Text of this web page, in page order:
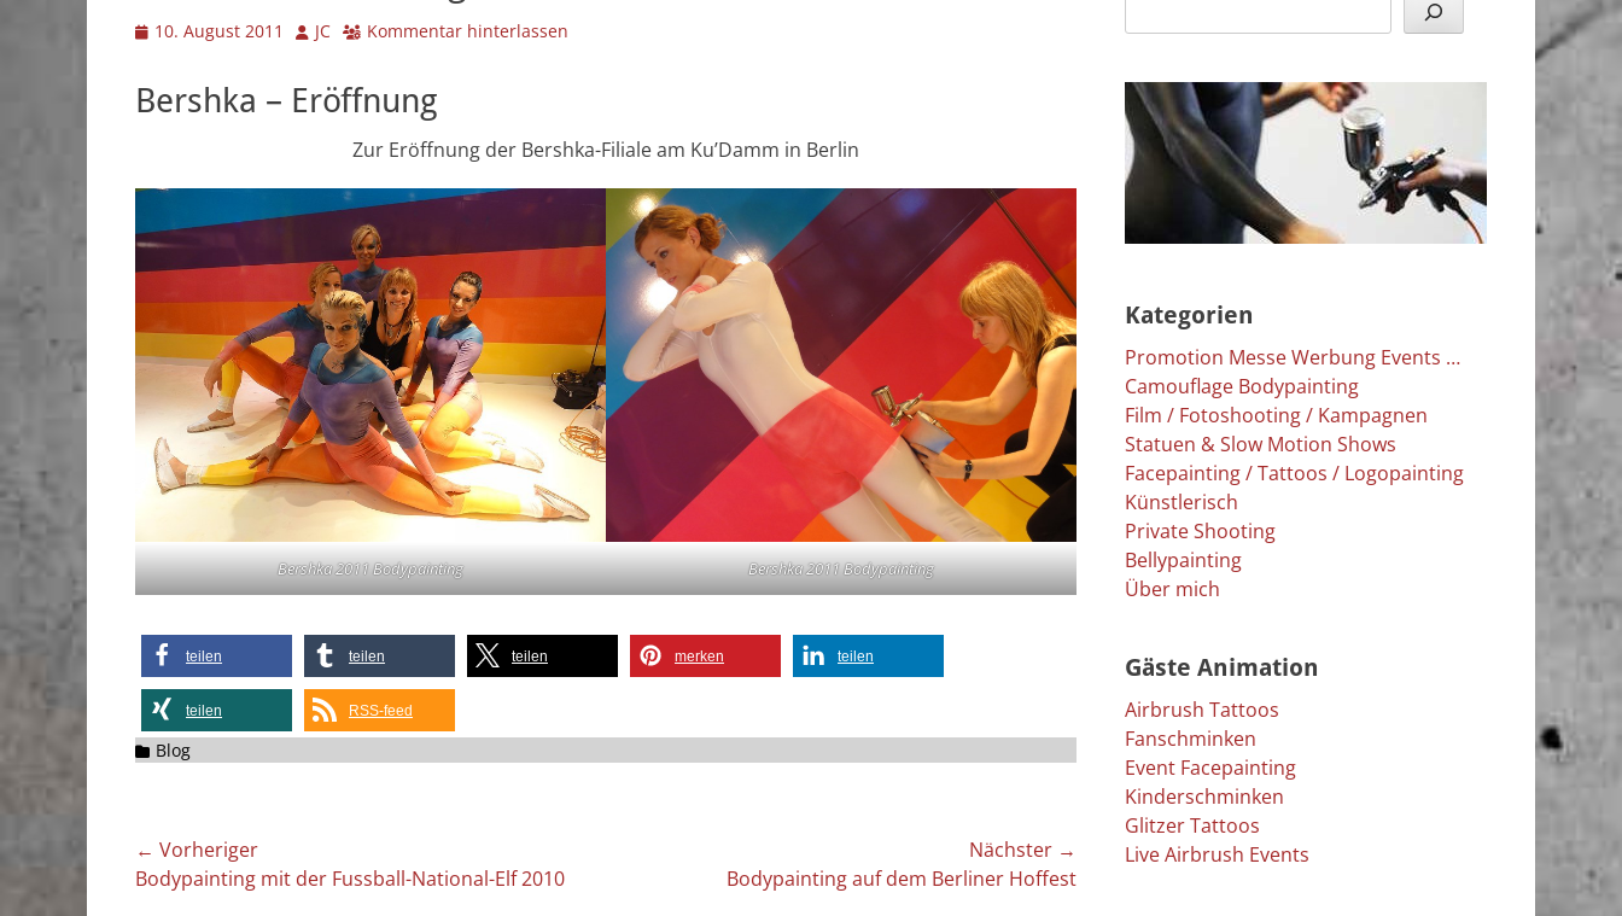
Veröffentlicht
10. August 2011 Autor
JC Kommentar hinterlassen
Bershka – Eröffnung
Zur Eröffnung der Bershka-Filiale am Ku’Damm in Berlin
Bershka 2011 Bodypainting Bershka 2011 Bodypainting
teilen teilen teilen merken teilen
teilen RSS-feed
Kategorien
Blog
Beitragsnavigation
← Vorheriger
Vorheriger
Bodypainting mit der Fussball-National-Elf 2010
Nächster →
Bodypainting auf dem Berliner Hoffest
Kategorien
Promotion Messe Werbung Events …
Camouflage Bodypainting
Film / Fotoshooting / Kampagnen
Statuen & Slow Motion Shows
Facepainting / Tattoos / Logopainting
Künstlerisch
Private Shooting
Bellypainting
Über mich
Gäste Animation
Airbrush Tattoos
Fanschminken
Event Facepainting
Kinderschminken
Glitzer Tattoos
Live Airbrush Events